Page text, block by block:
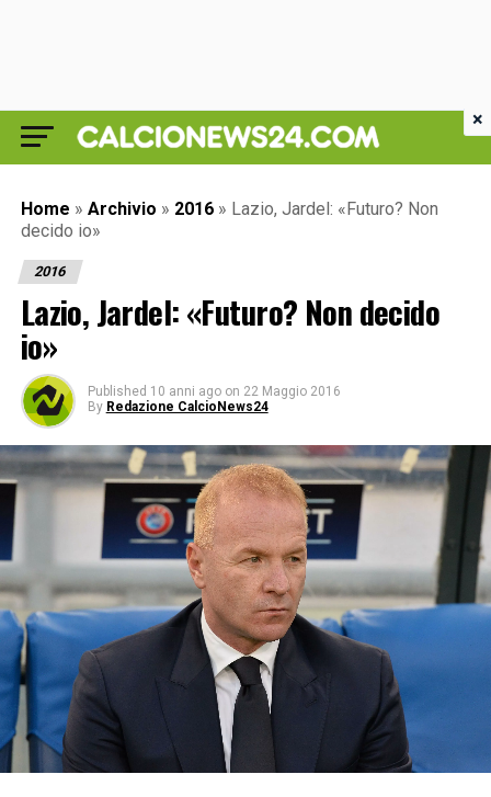
Home » Archivio » 2016 » Lazio, Jardel: «Futuro? Non
decido io»
2016
Lazio, Jardel: «Futuro? Non decido
io»
Published 10 anni ago on 22 Maggio 2016
By Redazione CalcioNews24
×